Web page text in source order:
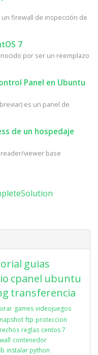
un firewall de inspección de
7
por ser un reemplazo
Panel en Ubuntu
es un panel de
de un hospedaje
viewer base
guias
cpanel ubuntu
transferencia
games videojuegos
ftp proteccion
reglas centos 7
contenedor
instalar python